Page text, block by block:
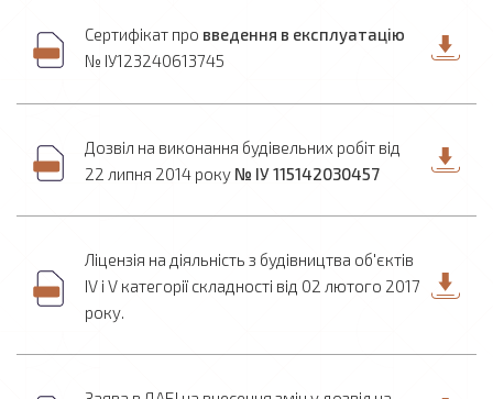
Сертифікат про введення в експлуатацію
№ ІУ123240613745
Дозвіл на виконання будівельних робіт від
22 липня 2014 року № ІУ 115142030457
Ліцензія на діяльність з будівництва об'єктів
IV i V категорії складності від 02 лютого 2017
року.